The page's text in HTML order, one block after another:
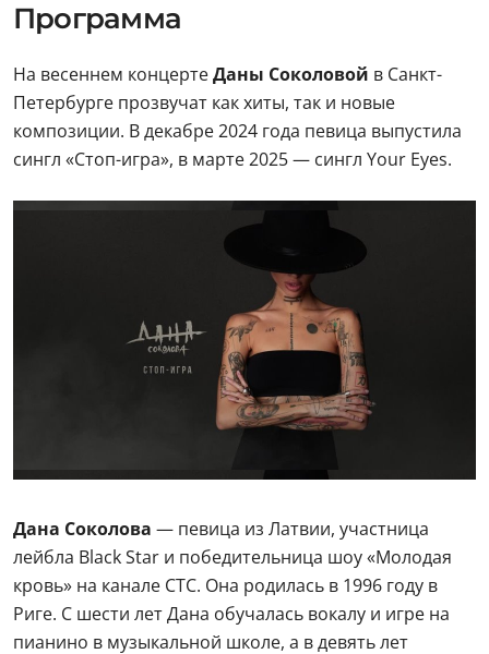
Программа
На весеннем концертеДаны Соколовой в Санкт-
Петербурге прозвучат как хиты, так и новые
композиции. В декабре 2024 года певица выпустила
сингл «Стоп-игра», в марте 2025 — сингл Your Eyes.
Дана Соколова — певица из Латвии, участница
лейбла Black Star и победительница шоу «Молодая
кровь» на канале СТС. Она родилась в 1996 году в
Риге. С шести лет Дана обучалась вокалу и игре на
пианино в музыкальной школе, а в девять лет